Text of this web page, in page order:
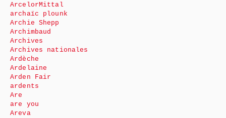
ArcelorMittal
archaïc plounk
Archie Shepp
Archimbaud
Archives
Archives nationales
Ardèche
Ardelaine
Arden Fair
ardents
Are
are you
Areva